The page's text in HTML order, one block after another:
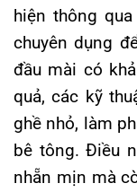
hiện thông
chuyên dụng
đầu mài có
quả, các kỹ
ghề nhỏ, làm
bê tông. Điều
nhẵn mịn mà